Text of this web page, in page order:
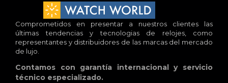
Comprometidos en presentar a nuestros clientes las
últimas tendencias y tecnologias de relojes, como
representantes y distribuidores de las marcas del mercado
de lujo.
Contamos con garantía internacional y servicio
técnico especializado.